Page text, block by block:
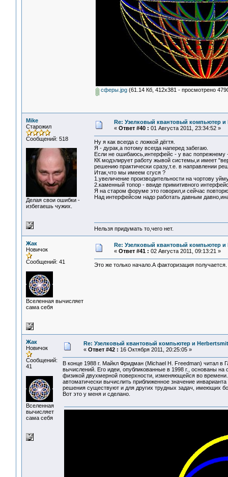
сферы.jpg (61.14 Кб, 412x381 - просмотрено
Mike
Старожил
Сообщений: 518
Делая свои ошибки -
избегаешь чужих.
Re: Узелковый квантовый компьютер и
« Ответ #40 : 01 Августа 2011, 23:34:52 »
Ну я как всегда с ложкой дёгтя.
Я - дурак,а потому всегда наперед забегаю.
Если не ошибаюсь,интерфейс - у вас попрежнему
КК модэлирует работу жывой системы,и имеет
решению практически сразу,т.е. в направлении
Итак,что мы имеем сгуся ?
1.увеличение производительности на чортову
2.каменный топор - ввиде примитивного
Я на старом форуме это говорил,и сейчас
Над интерфейсом надо работать давным
Нельзя придумать то,чего нет.
Жак
Новичок
Сообщений: 41
Вселенная вычисляет
сама себя
Re: Узелковый квантовый компьютер и
« Ответ #41 : 02 Августа 2011, 09:13:21 »
Это же только начало.А факторизация
Жак
Новичок
Сообщений:
41
Вселенная
вычисляет
сама себя
Re: Узелковый квантовый компьютер и
« Ответ #42 : 16 Октября 2011, 20:25:05 »
В конце 1988 г. Майкл Фридман (Michael H. Freedman) читал в
вычислений. Его идеи, опубликованные в 1998 г., основаны
физикой двухмерной поверхности, изменяющейся во
автоматически вычислить приближенное значение
решения существуют и для других трудных задач, имеющих
Вот это у меня и сделано.